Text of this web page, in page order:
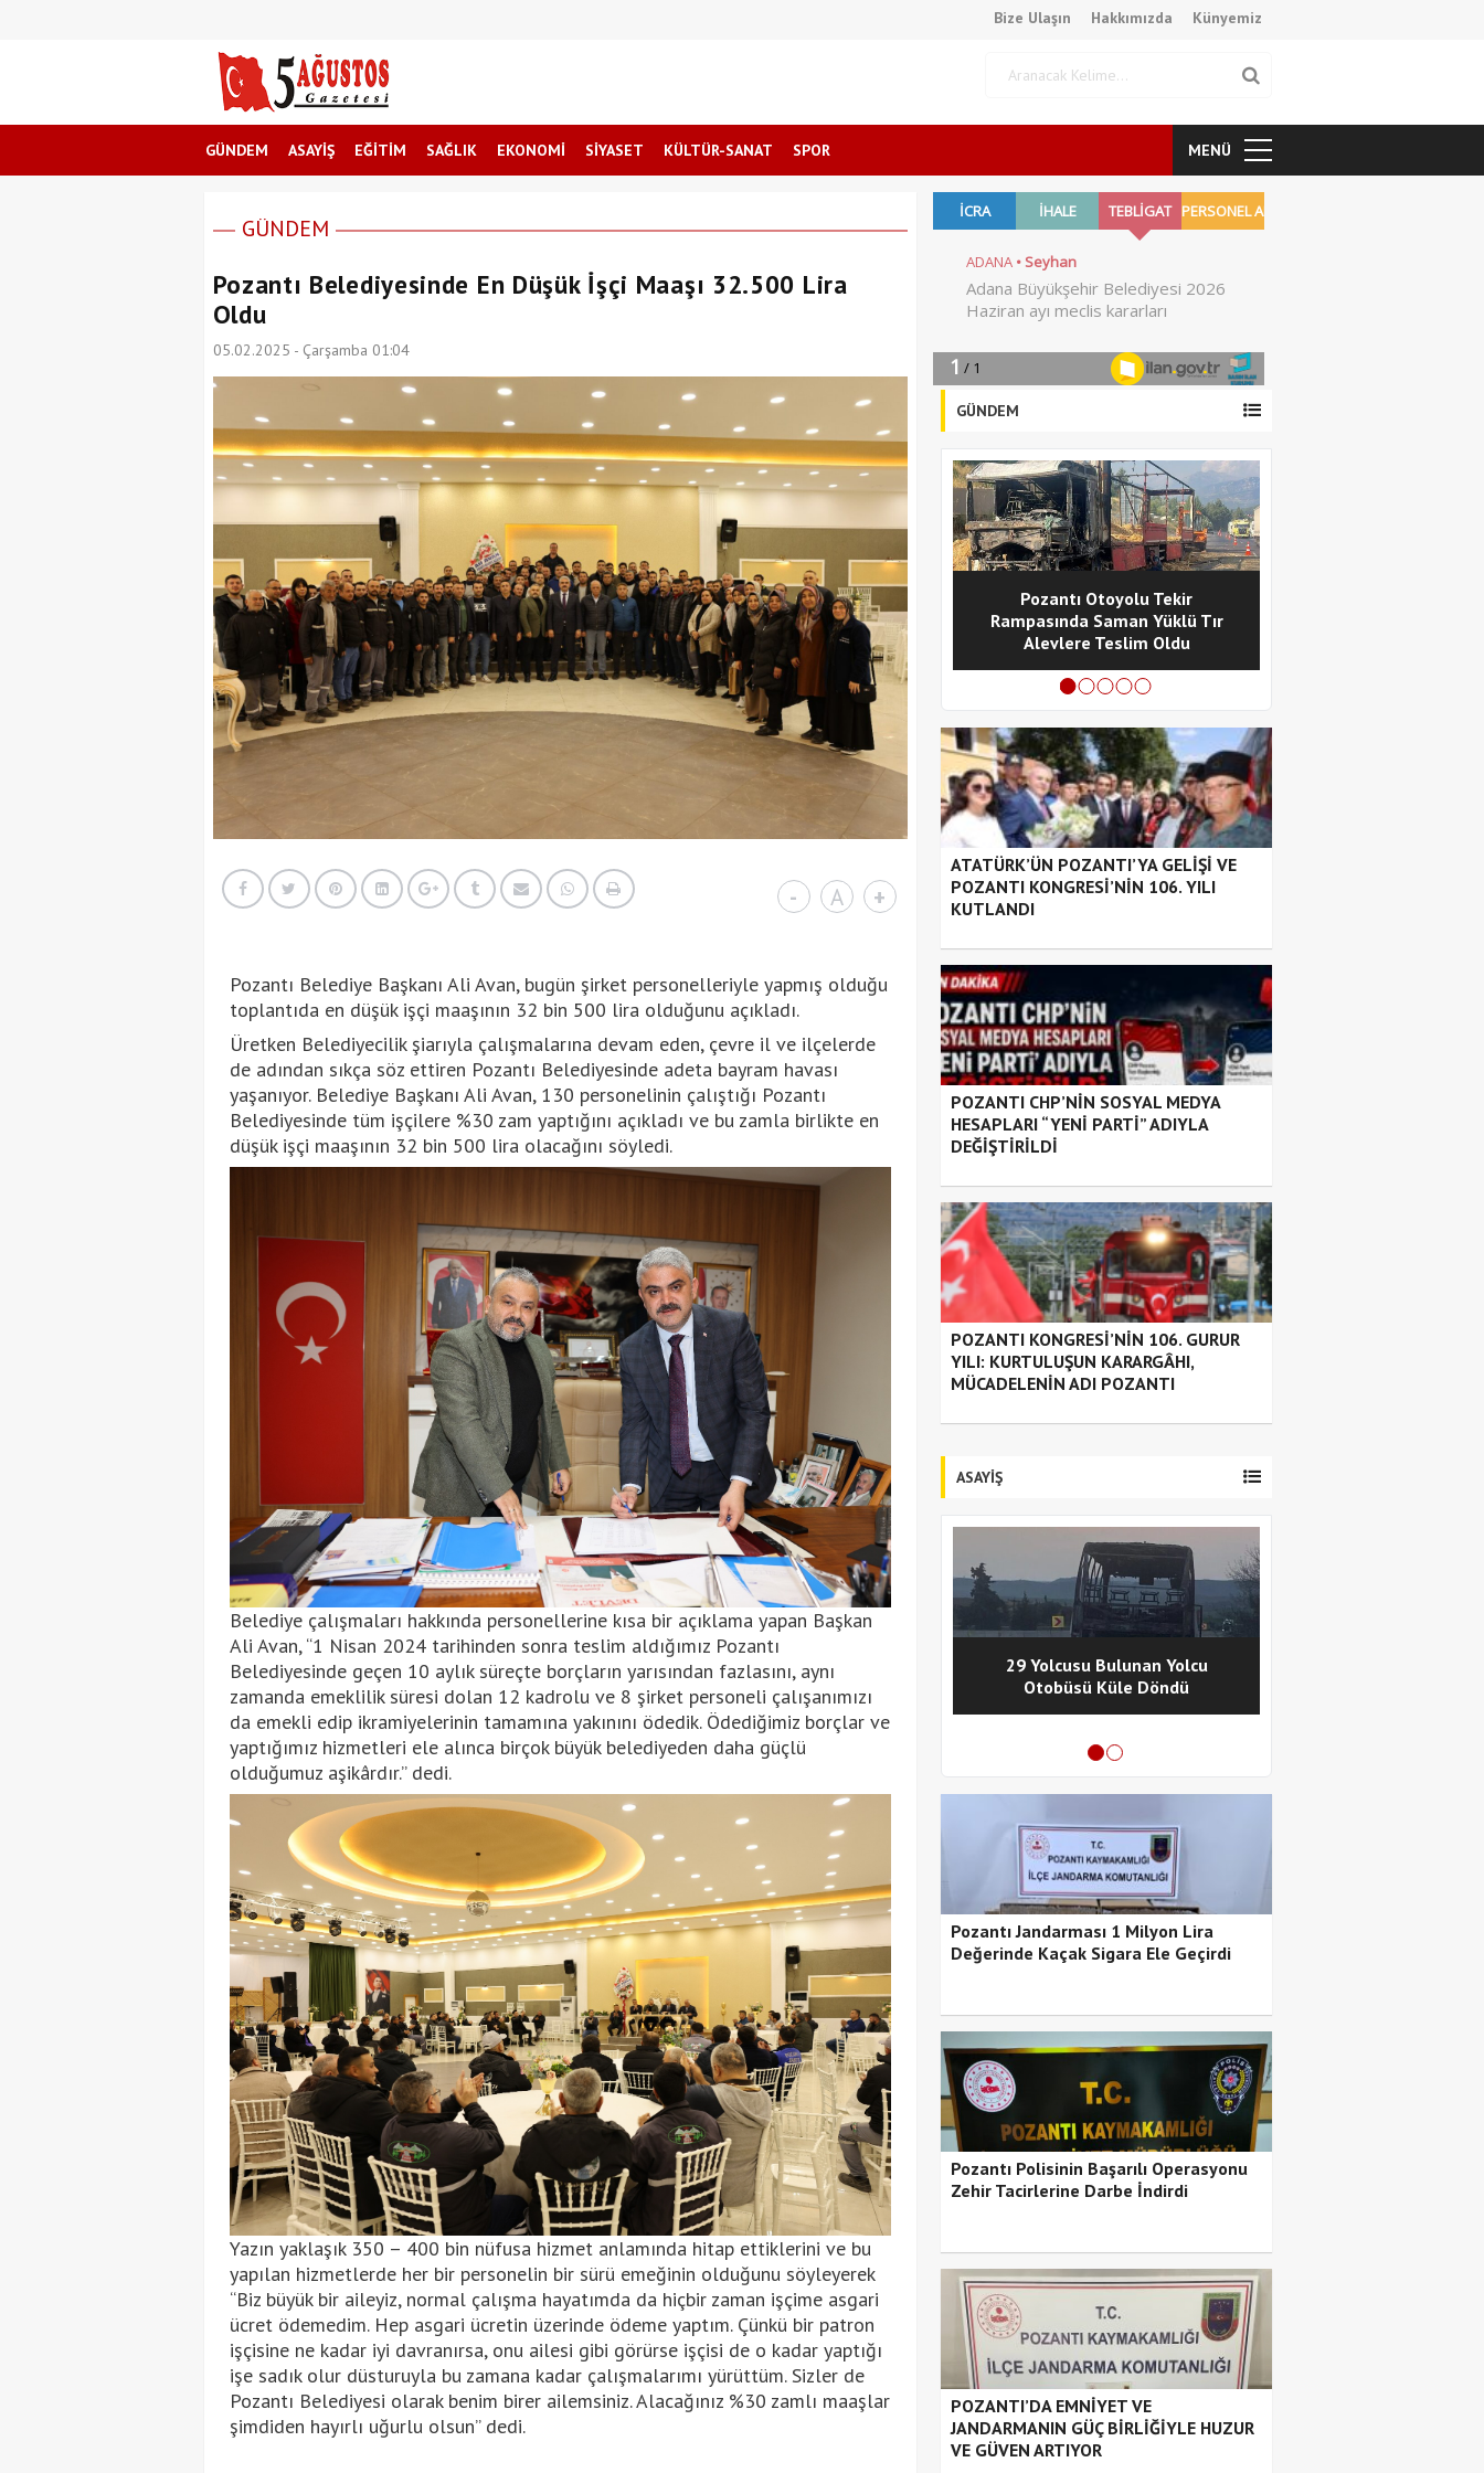
Bize Ulaşın Hakkımızda Künyemiz
GÜNDEM ASAYİŞ EĞİTİM SAĞLIK EKONOMİ SİYASET KÜLTÜR-SANAT SPOR MENÜ
GÜNDEM
Pozantı Belediyesinde En Düşük İşçi Maaşı 32.500 Lira
Oldu
05.02.2025 - Çarşamba 01:04
- A +
Pozantı Belediye Başkanı Ali Avan, bugün şirket personelleriyle yapmış olduğu
toplantıda en düşük işçi maaşının 32 bin 500 lira olduğunu açıkladı.
Üretken Belediyecilik şiarıyla çalışmalarına devam eden, çevre il ve ilçelerde
de adından sıkça söz ettiren Pozantı Belediyesinde adeta bayram havası
yaşanıyor. Belediye Başkanı Ali Avan, 130 personelinin çalıştığı Pozantı
Belediyesinde tüm işçilere %30 zam yaptığını açıkladı ve bu zamla birlikte en
düşük işçi maaşının 32 bin 500 lira olacağını söyledi.
Belediye çalışmaları hakkında personellerine kısa bir açıklama yapan Başkan
Ali Avan, “1 Nisan 2024 tarihinden sonra teslim aldığımız Pozantı
Belediyesinde geçen 10 aylık süreçte borçların yarısından fazlasını, aynı
zamanda emeklilik süresi dolan 12 kadrolu ve 8 şirket personeli çalışanımızı
da emekli edip ikramiyelerinin tamamına yakınını ödedik. Ödediğimiz borçlar ve
yaptığımız hizmetleri ele alınca birçok büyük belediyeden daha güçlü
olduğumuz aşikârdır.” dedi.
Yazın yaklaşık 350 – 400 bin nüfusa hizmet anlamında hitap ettiklerini ve bu
yapılan hizmetlerde her bir personelin bir sürü emeğinin olduğunu söyleyerek
“Biz büyük bir aileyiz, normal çalışma hayatımda da hiçbir zaman işçime asgari
ücret ödemedim. Hep asgari ücretin üzerinde ödeme yaptım. Çünkü bir patron
işçisine ne kadar iyi davranırsa, onu ailesi gibi görürse işçisi de o kadar yaptığı
işe sadık olur düsturuyla bu zamana kadar çalışmalarımı yürüttüm. Sizler de
Pozantı Belediyesi olarak benim birer ailemsiniz. Alacağınız %30 zamlı maaşlar
şimdiden hayırlı uğurlu olsun” dedi.
GÜNDEM
Pozantı Otoyolu Tekir
Rampasında Saman Yüklü Tır
Alevlere Teslim Oldu
1 2 3 4 5
ATATÜRK’ÜN POZANTI’YA GELİŞİ VE
POZANTI KONGRESİ’NİN 106. YILI
KUTLANDI
POZANTI CHP’NİN SOSYAL MEDYA
HESAPLARI “YENİ PARTİ” ADIYLA
DEĞİŞTİRİLDİ
POZANTI KONGRESİ’NİN 106. GURUR
YILI: KURTULUŞUN KARARGÂHI,
MÜCADELENİN ADI POZANTI
ASAYİŞ
29 Yolcusu Bulunan Yolcu
Otobüsü Küle Döndü
1 2
Pozantı Jandarması 1 Milyon Lira
Değerinde Kaçak Sigara Ele Geçirdi
Pozantı Polisinin Başarılı Operasyonu
Zehir Tacirlerine Darbe İndirdi
POZANTI’DA EMNİYET VE
JANDARMANIN GÜÇ BİRLİĞİYLE HUZUR
VE GÜVEN ARTIYOR